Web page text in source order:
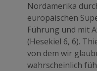
Nordamerika
europäischen
Führung und mit
(Hesekiel 6, 6).
von dem wir
wahrscheinlich